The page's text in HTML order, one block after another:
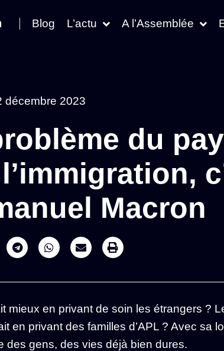
Blog L’actu A l’Assemblée
décembre 2023
du
Macron
mieux en privant de soin les étrangers ?
en privant des familles d’APL ? Avec sa
des gens, des vies déjà bien dures.